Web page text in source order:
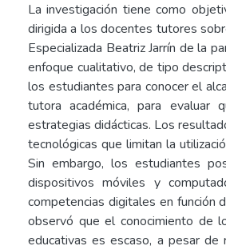
La investigación tiene como
dirigida a los docentes tutores
Especializada Beatriz Jarrín de la
enfoque cualitativo, de tipo
los estudiantes para conocer el
tutora académica, para evaluar
estrategias didácticas. Los
tecnológicas que limitan la
Sin embargo, los estudiantes
dispositivos móviles y
competencias digitales en función
observó que el conocimiento de
educativas es escaso, a pesar de